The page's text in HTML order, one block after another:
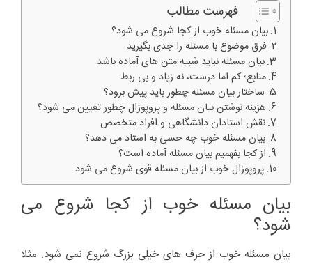
فهرست مطالب
بیان مسئله خوب از کجا شروع می شود؟
فرق موضوع با مسئله را جدی بگیرید
بیان مسئله نباید شبیه متن های آماده باشد
منابع؛ کم اما درست، نه زیاد و بی ربط
ساختار بیان مسئله چطور باید پیش برود؟
هزینه نوشتن بیان مسئله و پروپوزال چطور تعیین می شود؟
نقش استادان دانشگاهی و افراد متخصص
بیان مسئله خوب چه حسی به استاد می دهد؟
از کجا بفهمیم بیان مسئله آماده است؟
پروپوزال خوب از بیان مسئله قوی شروع می شود
بیان مسئله خوب از کجا شروع می
شود؟
بیان مسئله خوب از حرف های خیلی بزرگ شروع نمی شود. مثلا